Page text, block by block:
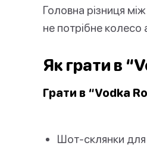
Головна різниця
не потрібне колесо
Як грати в
Грати в “Vodka
Шот-склянки